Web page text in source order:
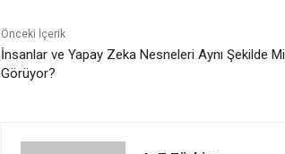
Önceki İçerik
İnsanlar ve Yapay Zeka Nesneleri Aynı Şekilde Mi
Görüyor?